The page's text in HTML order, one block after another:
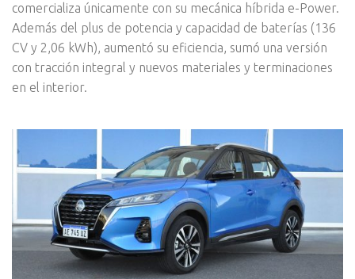
comercializa únicamente con su mecánica híbrida e-Power.
Además del plus de potencia y capacidad de baterías (136
CV y 2,06 kWh), aumentó su eficiencia, sumó una versión
con tracción integral y nuevos materiales y terminaciones
en el interior.